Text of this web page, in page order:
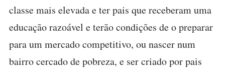
classe mais elevada e ter pais que receberam uma
educação razoável e terão condições de o preparar
para um mercado competitivo, ou nascer num
bairro cercado de pobreza, e ser criado por pais